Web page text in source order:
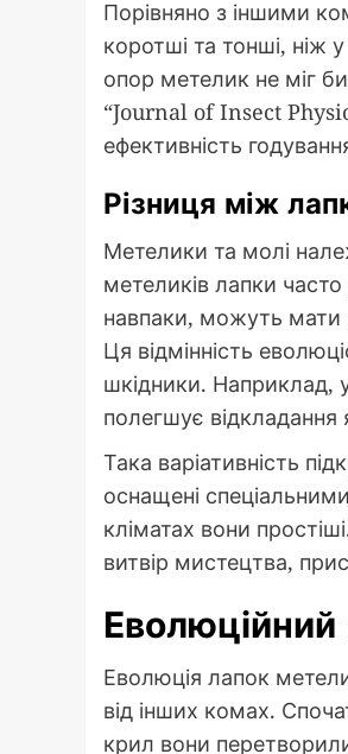
Порівняно з іншими
коротші та тонші, ніж
опор метелик не міг
“Journal of Insect
ефективність
Різниця між
Метелики та молі
метеликів лапки часто
навпаки, можуть мати
Ця відмінність
шкідники. Наприклад,
полегшує відкладання
Така варіативність
оснащені
кліматах вони
витвір мистецтва,
Еволюція лапок
від інших комах.
крил вони